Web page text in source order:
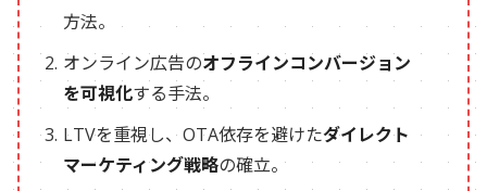
方法。
オンライン広告のオフラインコンバージョン
を可視化する手法。
LTVを重視し、OTA依存を避けたダイレクト
マーケティング戦略の確立。